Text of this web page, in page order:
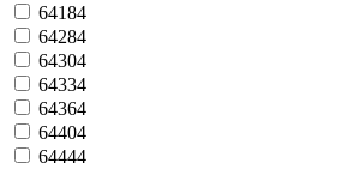
64184
64284
64304
64334
64364
64404
64444